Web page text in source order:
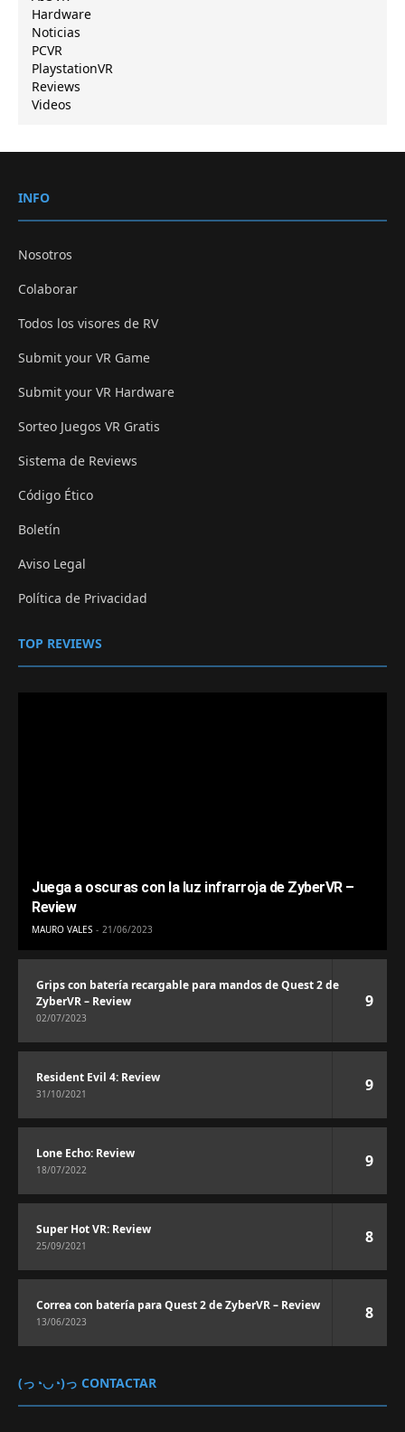
Hardware
Noticias
PCVR
PlaystationVR
Reviews
Videos
INFO
Nosotros
Colaborar
Todos los visores de RV
Submit your VR Game
Submit your VR Hardware
Sorteo Juegos VR Gratis
Sistema de Reviews
Código Ético
Boletín
Aviso Legal
Política de Privacidad
TOP REVIEWS
Juega a oscuras con la luz infrarroja de ZyberVR –
Review
MAURO VALES 21/06/2023
Grips con batería recargable para mandos de Quest 2 de
ZyberVR – Review
02/07/2023
9
Resident Evil 4: Review
31/10/2021 9
Lone Echo: Review
18/07/2022 9
Super Hot VR: Review
25/09/2021 8
Correa con batería para Quest 2 de ZyberVR – Review
13/06/2023 8
(っ◔◡◔)っ CONTACTAR